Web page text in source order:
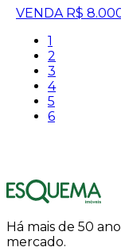
VENDA R$
1
2
3
4
5
6
Há mais de 50
mercado.